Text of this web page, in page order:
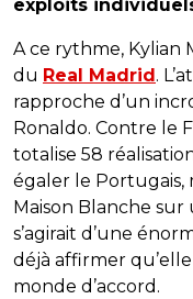
exploits
A ce rythme,
du Real Madrid .
rapproche d’un
Ronaldo. Contre le
totalise 58
égaler le Portugais,
Maison Blanche sur
s’agirait d’une
déjà affirmer
monde d’accord.